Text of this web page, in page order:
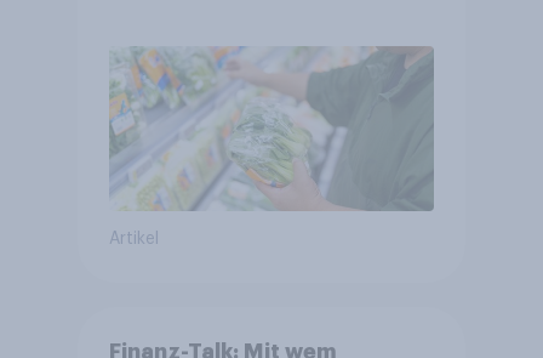
Artikel
Finanz-Talk: Mit wem